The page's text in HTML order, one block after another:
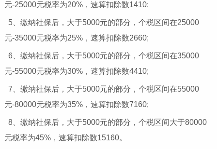
元-25000元税率为20%，速算扣除数1410;
5、缴纳社保后，大于5000元的部分，个税区间在25000
元-35000元税率为25%，速算扣除数2660;
6、缴纳社保后，大于5000元的部分，个税区间在35000
元-55000元税率为30%，速算扣除数4410;
7、缴纳社保后，大于5000元的部分，个税区间在55000
元-80000元税率为35%，速算扣除数7160;
8、缴纳社保后，大于5000元的部分，个税区间大于80000
元税率为45%，速算扣除数15160。